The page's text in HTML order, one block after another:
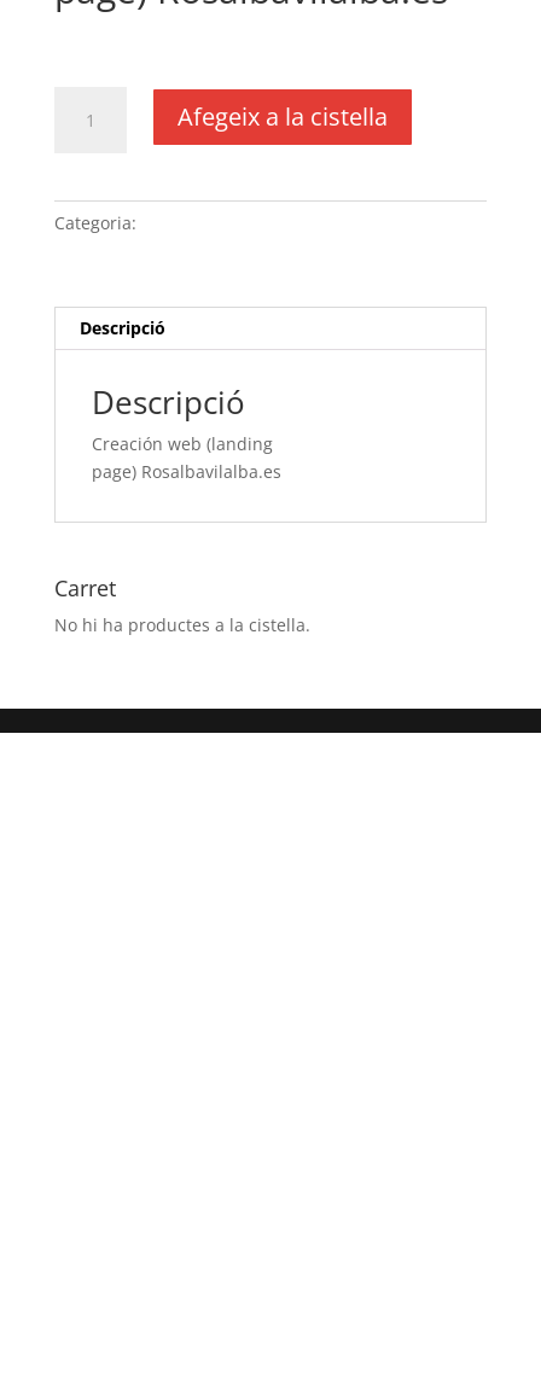
(landing
page) Rosalbavilalba.es
Afegeix a la cistella
Categoria:
Descripció
Descripció
Creación web (landing
page) Rosalbavilalba.es
Carret
No hi ha productes a la cistella.